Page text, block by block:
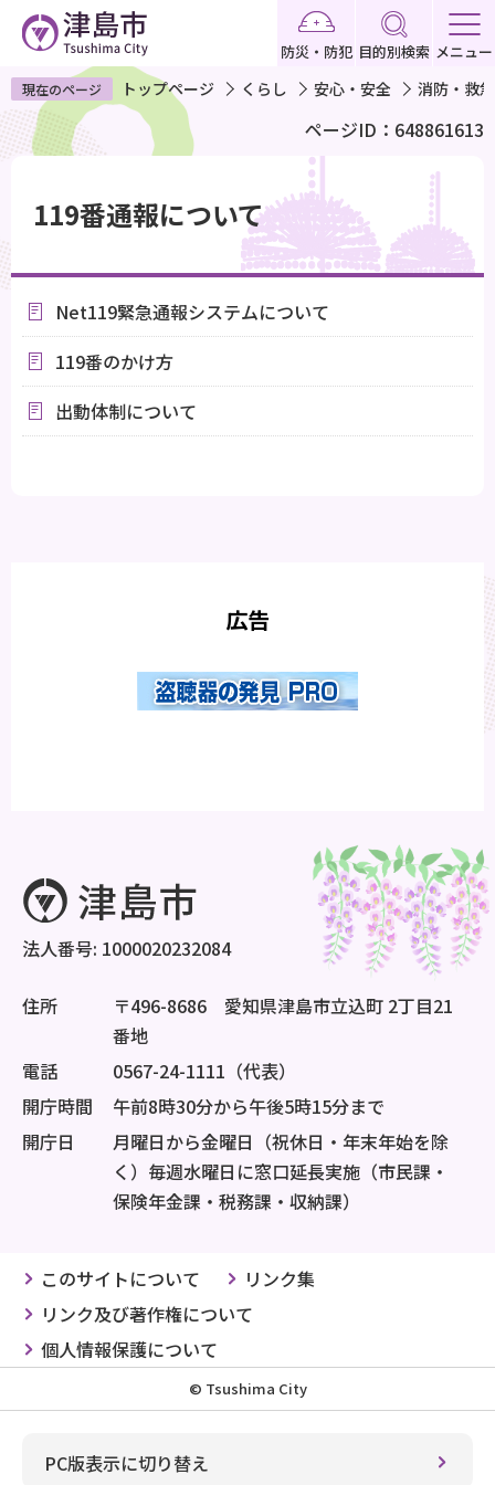
ペ
ー
ジ
の
で
す
防災・防犯 目的別検索 メニュー
現在のページ トップページ くらし 安心・安全 消防・救急
ページID：648861613
119番通報について
Net119緊急通報システムについて
119番のかけ方
出動体制について
広告
法人番号: 1000020232084
住所
〒496-8686 愛知県津島市立込町 2丁目21
番地
電話
0567-24-1111（代表）
開庁時間
午前8時30分から午後5時15分まで
開庁日
月曜日から金曜日（祝休日・年末年始を除
く）毎週水曜日に窓口延長実施（市民課・
保険年金課・税務課・収納課）
このサイトについて
リンク集
リンク及び著作権について
個人情報保護について
© Tsushima City
PC版表示に切り替え